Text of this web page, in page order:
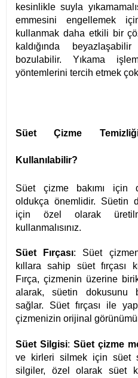
kesinlikle suyla
emmesini engellemek
kullanmak daha etkili bir
kaldığında
bozulabilir. Yıkama
yöntemlerini tercih etmek çok
Süet Çizme
Kullanılabilir?
Süet çizme bakımı için
oldukça önemlidir. Süetin
için özel olarak
kullanmalısınız.
Süet Fırçası: Süet
kıllara sahip süet fırçası
Fırça, çizmenin üzerine
alarak, süetin dokusunu
sağlar. Süet fırçası ile
çizmenizin orijinal
Süet Silgisi: Süet çizme
ve kirleri silmek için süet
silgiler, özel olarak süet